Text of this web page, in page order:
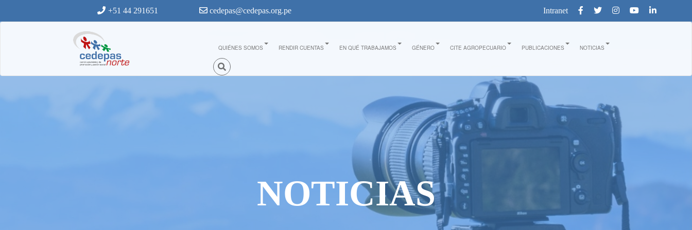
+51 44 291651 cedepas@cedepas.org.pe Intranet
QUIÉNES SOMOS RENDIR CUENTAS EN QUÉ TRABAJAMOS GÉNERO CITE AGROPECUARIO PUBLICACIONES NOTICIAS
NOTICIAS